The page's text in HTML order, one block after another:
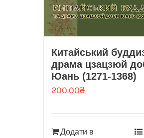
Китайський
драма цзацзюй
Юань (1271-1368)
200.00₴
Додати в